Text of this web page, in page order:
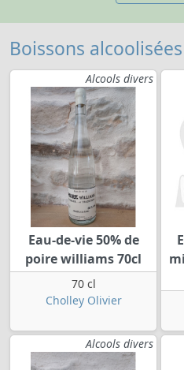
Boissons
Alcools divers
Eau-de-vie 50% de
poire williams 70cl
70 cl
Cholley Olivier
Alcools divers